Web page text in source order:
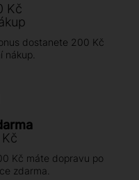
Kč
dostanete 200 Kč
nákup.
Kč máte dopravu po
zdarma.